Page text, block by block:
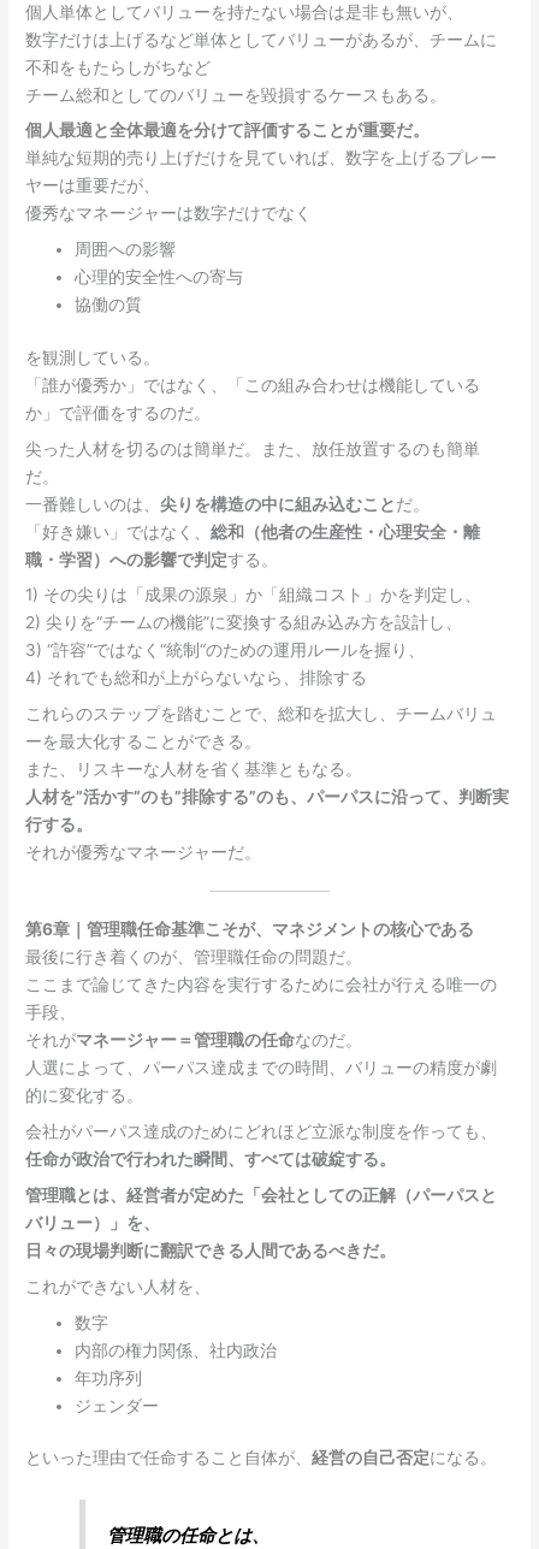
個人単体としてバリューを持たない場合は是非も無いが、
数字だけは上げるなど単体としてバリューがあるが、チームに
不和をもたらしがちなど
チーム総和としてのバリューを毀損するケースもある。
個人最適と全体最適を分けて評価することが重要だ。
単純な短期的売り上げだけを見ていれば、数字を上げるプレー
ヤーは重要だが、
優秀なマネージャーは数字だけでなく
周囲への影響
心理的安全性への寄与
協働の質
を観測している。
「誰が優秀か」ではなく、「この組み合わせは機能している
か」で評価をするのだ。
尖った人材を切るのは簡単だ。また、放任放置するのも簡単
だ。
一番難しいのは、 尖りを構造の中に組み込むことだ。
「好き嫌い」ではなく、総和（他者の生産性・心理安全・離
職・学習）への影響で判定する。
1) その尖りは「成果の源泉」か「組織コスト」かを判定し、
2) 尖りを“チームの機能”に変換する組み込み方を設計し、
3) “許容”ではなく“統制“のための運用ルールを握り、
4) それでも総和が上がらないなら、排除する
これらのステップを踏むことで、総和を拡大し、チームバリュ
ーを最大化することができる。
また、リスキーな人材を省く基準ともなる。
人材を”活かす”のも”排除する”のも、パーパスに沿って、判断実
行する。
それが優秀なマネージャーだ。
第6章｜管理職任命基準こそが、マネジメントの核心である
最後に行き着くのが、管理職任命の問題だ。
ここまで論じてきた内容を実行するために会社が行える唯一の
手段、
それがマネージャー＝管理職の任命なのだ。
人選によって、パーパス達成までの時間、バリューの精度が劇
的に変化する。
会社がパーパス達成のためにどれほど立派な制度を作っても、
任命が政治で行われた瞬間、すべては破綻する。
管理職とは、経営者が定めた「会社としての正解（パーパスと
バリュー）」を、
日々の現場判断に翻訳できる人間であるべきだ。
これができない人材を、
数字
内部の権力関係、社内政治
年功序列
ジェンダー
といった理由で任命すること自体が、経営の自己否定になる。
管理職の任命とは、